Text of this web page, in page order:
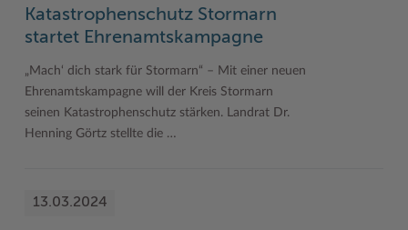
Katastrophenschutz Stormarn
startet Ehrenamtskampagne
„Mach‘ dich stark für Stormarn“ – Mit einer neuen
Ehrenamtskampagne will der Kreis Stormarn
seinen Katastrophenschutz stärken. Landrat Dr.
Henning Görtz stellte die …
13.03.2024